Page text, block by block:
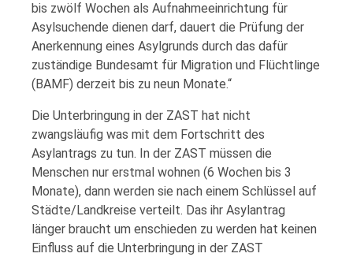
bis zwölf Wochen als Aufnahmeeinrichtung für
Asylsuchende dienen darf, dauert die Prüfung der
Anerkennung eines Asylgrunds durch das dafür
zuständige Bundesamt für Migration und Flüchtlinge
(BAMF) derzeit bis zu neun Monate.“
Die Unterbringung in der ZAST hat nicht
zwangsläufig was mit dem Fortschritt des
Asylantrags zu tun. In der ZAST müssen die
Menschen nur erstmal wohnen (6 Wochen bis 3
Monate), dann werden sie nach einem Schlüssel auf
Städte/Landkreise verteilt. Das ihr Asylantrag
länger braucht um enschieden zu werden hat keinen
Einfluss auf die Unterbringung in der ZAST